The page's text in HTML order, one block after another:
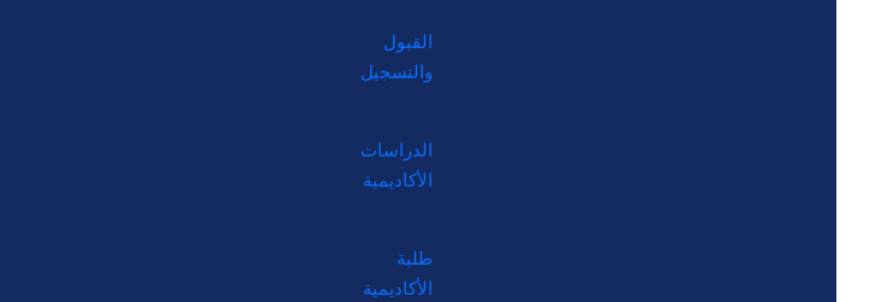
القبول
والتسجيل
الدراسات
الأكاديمية
طلبة
الأكاديمية